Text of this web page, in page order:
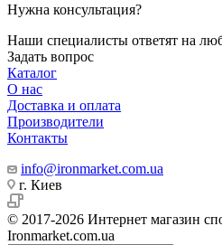
Нужна консультация?
Наши специалисты ответят на
Задать вопрос
Каталог
О нас
Доставка и оплата
Производители
Контакты
info@ironmarket.com.ua
г. Киев
© 2017-2026 Интернет магазин
Ironmarket.com.ua